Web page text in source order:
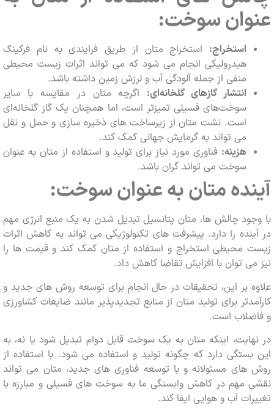
سوخت:
استخراج:استخراج متان از طریق فرایندی به نام فرکینگ
هیدرولیکی انجام می شود که می تواند اثرات زیست محیطی
منفی از جمله آلودگی آب و لرزش زمین داشته باشد.
انتشار گازهای گلخانه‌ای:اگرچه متان در مقایسه با سایر
سوخت‌های فسیلی تمیزتر است، اما همچنان یک گاز گلخانه‌ای
است. نشت متان از زیرساخت های ذخیره سازی و حمل و نقل
می تواند به گرمایش جهانی کمک کند.
هزینه:فناوری مورد نیاز برای تولید و استفاده از متان به عنوان
سوخت می تواند گران باشد.
متان به عنوان سوخت:
چالش ها، متان پتانسیل تبدیل شدن به یک منبع انرژی مهم
را دارد. پیشرفت های تکنولوژیکی می تواند به کاهش اثرات
محیطی استخراج و استفاده از متان کمک کند و قیمت ها را
توان با افزایش تقاضا کاهش داد.
بر این، تحقیقات در حال انجام برای توسعه روش های جدید و
برای تولید متان از منابع تجدیدپذیر مانند ضایعات کشاورزی
است.
اینکه متان به یک سوخت قابل دوام تبدیل شود یا نه، به
دارد که چگونه تولید و استفاده می شود. با استفاده از
مسئولانه و با توسعه فناوری های جدید، متان می تواند
مهم در کاهش وابستگی ما به سوخت های فسیلی و مبارزه با
آب و هوایی ایفا کند.